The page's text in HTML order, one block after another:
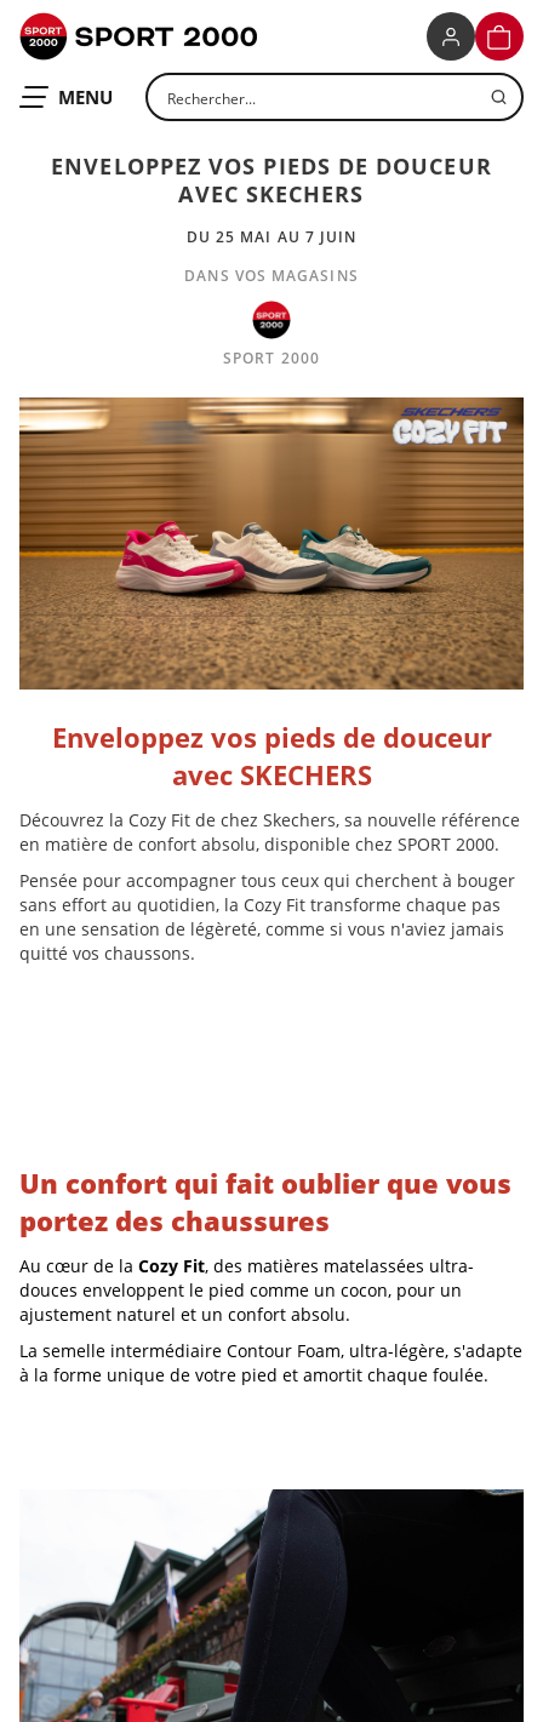
OUVRIR LE
MENU Rechercher un produit
ENVELOPPEZ VOS PIEDS DE DOUCEUR
AVEC SKECHERS
DU 25 MAI AU 7 JUIN
DANS VOS MAGASINS
SPORT 2000
Enveloppez vos pieds de douceur
avec SKECHERS
Découvrez la Cozy Fit de chez Skechers, sa nouvelle référence
en matière de confort absolu, disponible chez SPORT 2000.
Pensée pour accompagner tous ceux qui cherchent à bouger
sans effort au quotidien, la Cozy Fit transforme chaque pas
en une sensation de légèreté, comme si vous n'aviez jamais
quitté vos chaussons.
Un confort qui fait oublier que vous
portez des chaussures
Au cœur de la Cozy Fit, des matières matelassées ultra-
douces enveloppent le pied comme un cocon, pour un
ajustement naturel et un confort absolu.
La semelle intermédiaire Contour Foam, ultra-légère, s'adapte
à la forme unique de votre pied et amortit chaque foulée.